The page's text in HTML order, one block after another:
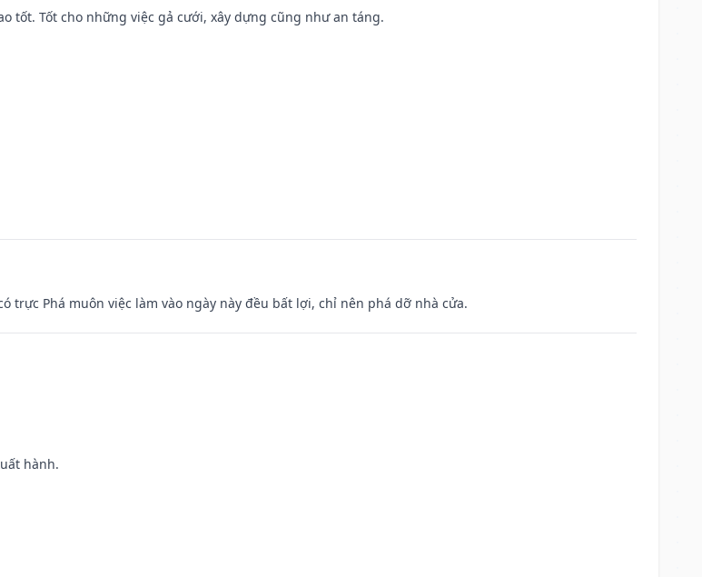
tốt. Tốt cho những việc gả cưới, xây dựng cũng như an táng.
trực Phá muôn việc làm vào ngày này đều bất lợi, chỉ nên phá dỡ nhà cửa.
hành.